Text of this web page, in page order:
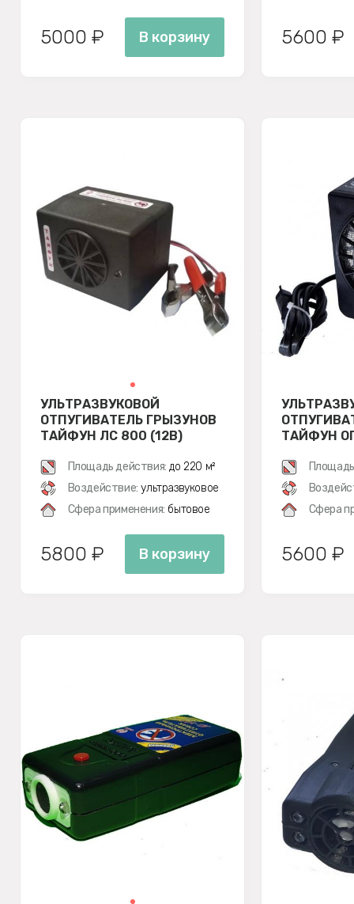
5000 ₽ В корзину 5600 ₽
УЛЬТРАЗВУКОВОЙ
ОТПУГИВАТЕЛЬ ГРЫЗУНОВ
ТАЙФУН ЛС 800 (12В)
Площадь действия: до 220 м²
Воздействие: ультразвуковое
Сфера применения: бытовое
5800 ₽ В корзину
ТАЙФУН
Сфера
5600 ₽